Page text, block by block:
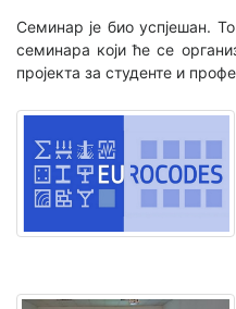
Семинар је био успјешан.
семинара који ће се
пројекта за студенте и